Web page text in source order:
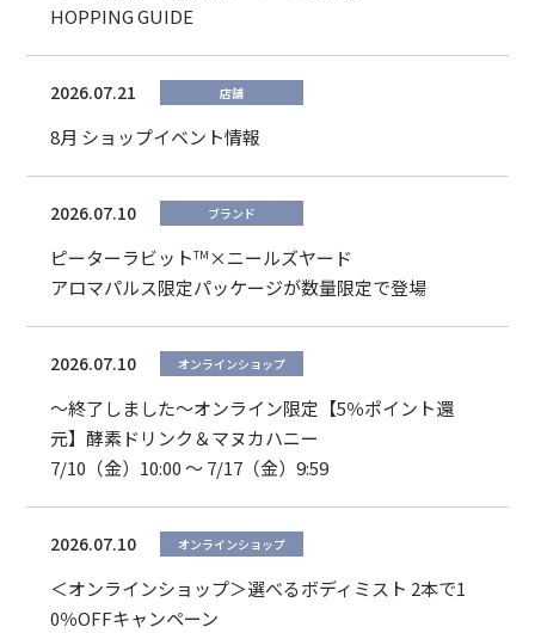
HOPPING GUIDE
2026.07.21 店舗
8月 ショップイベント情報
2026.07.10 ブランド
ピーターラビットTM ×ニールズヤード
アロマパルス限定パッケージが数量限定で登場
2026.07.10 オンラインショップ
～終了しました～オンライン限定【5％ポイント還
元】酵素ドリンク＆マヌカハニー
7/10（金）10:00 ～ 7/17（金）9:59
2026.07.10 オンラインショップ
＜オンラインショップ＞選べるボディミスト 2本で1
0％OFFキャンペーン